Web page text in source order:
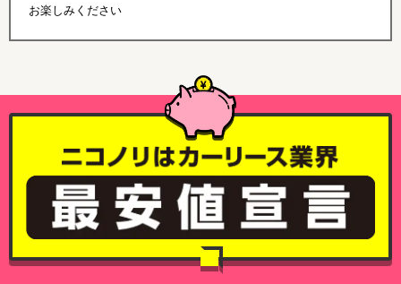
お楽しみください